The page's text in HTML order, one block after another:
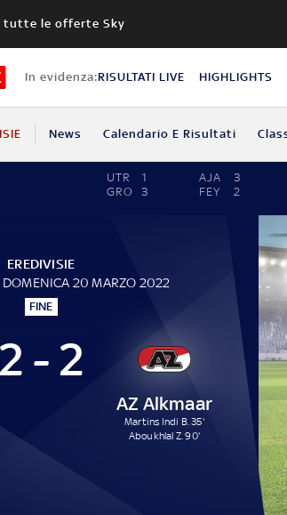
tutte le offerte Sky
In evidenza:RISULTATI LIVE HIGHLIGHTS
News Calendario E Risultati
UTR
1
GRO
3
AJA
3
FEY
2
EREDIVISIE
DOMENICA 20 MARZO 2022
FINE
2 - 2
AZ Alkmaar
Martins Indi B. 35'
Aboukhlal Z. 90'